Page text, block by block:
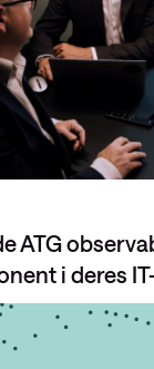
ATG
i deres